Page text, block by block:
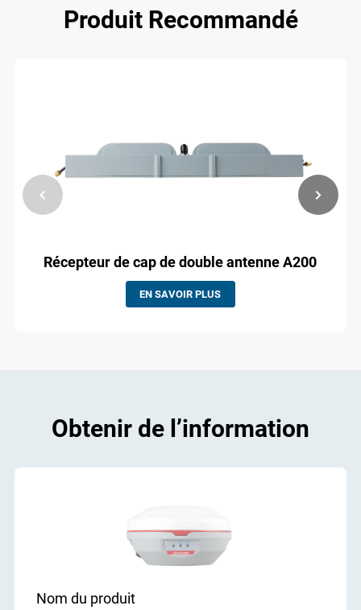
Produit Recommandé
Récepteur de cap de double antenne A200
EN SAVOIR PLUS
Obtenir de l’information
Nom du produit